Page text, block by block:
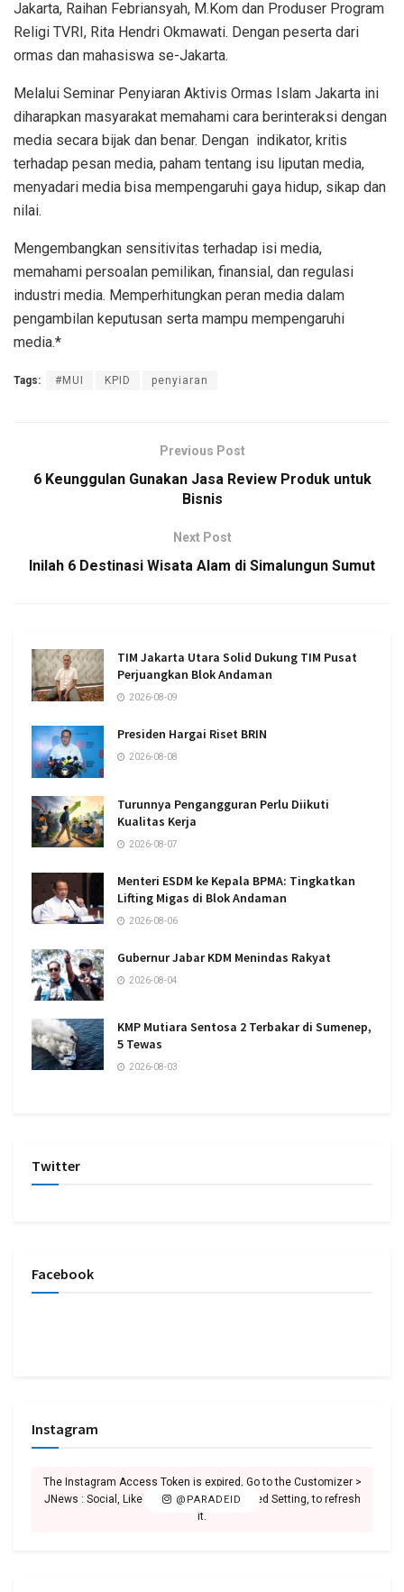
Jakarta, Raihan Febriansyah, M.Kom dan Produser Program
Religi TVRI, Rita Hendri Okmawati. Dengan peserta dari
ormas dan mahasiswa se-Jakarta.
Melalui Seminar Penyiaran Aktivis Ormas Islam Jakarta ini
diharapkan masyarakat memahami cara berinteraksi dengan
media secara bijak dan benar. Dengan indikator, kritis
terhadap pesan media, paham tentang isu liputan media,
menyadari media bisa mempengaruhi gaya hidup, sikap dan
nilai.
Mengembangkan sensitivitas terhadap isi media,
memahami persoalan pemilikan, finansial, dan regulasi
industri media. Memperhitungkan peran media dalam
pengambilan keputusan serta mampu mempengaruhi
media.*
Tags: #MUI KPID penyiaran
Previous Post
6 Keunggulan Gunakan Jasa Review Produk untuk
Bisnis
Next Post
Inilah 6 Destinasi Wisata Alam di Simalungun Sumut
TIM Jakarta Utara Solid Dukung TIM Pusat
Perjuangkan Blok Andaman
2026-08-09
Presiden Hargai Riset BRIN
2026-08-08
Turunnya Pengangguran Perlu Diikuti
Kualitas Kerja
2026-08-07
Menteri ESDM ke Kepala BPMA: Tingkatkan
Lifting Migas di Blok Andaman
2026-08-06
Gubernur Jabar KDM Menindas Rakyat
2026-08-04
KMP Mutiara Sentosa 2 Terbakar di Sumenep,
5 Tewas
2026-08-03
Twitter
Facebook
Instagram
@PARADEID
The Instagram Access Token is expired, Go to the Customizer >
JNews : Social, Like & View > Instagram Feed Setting, to refresh
it.